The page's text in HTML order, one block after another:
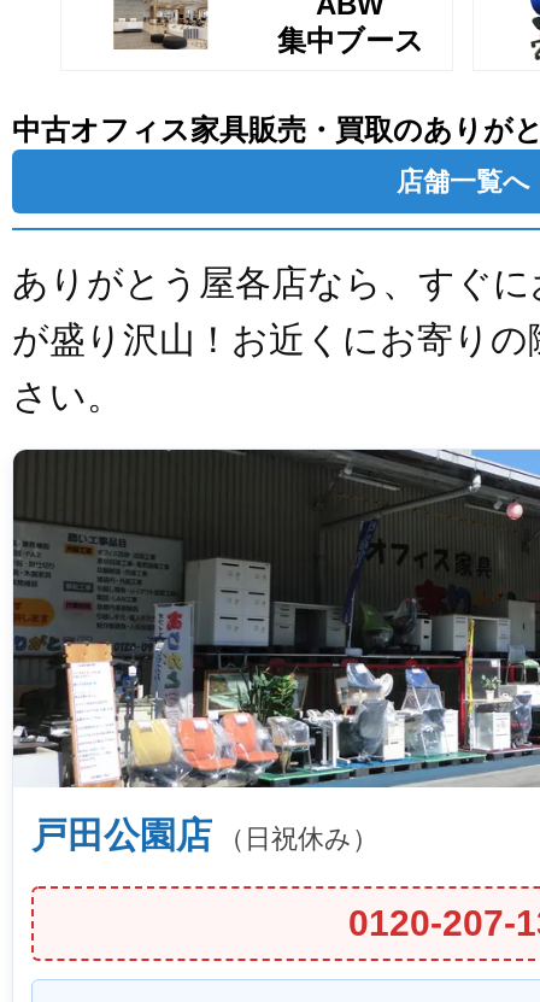
集中ブース
中古オフィス家具販売・買取のありが
店舗一覧へ
ありがとう屋各店なら、すぐ
が盛り沢山！お近くにお寄り
さい。
戸田公園店 （日祝休み）
0120-207-